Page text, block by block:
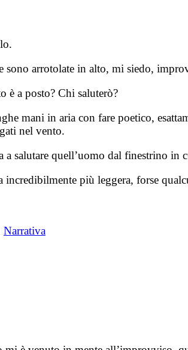
arrotolate in alto, mi siedo,
è a posto? Chi saluterò?
mani in aria con fare poetico,
nel vento.
salutare quell’uomo dal finestrino in
più leggera, forse
Narrativa